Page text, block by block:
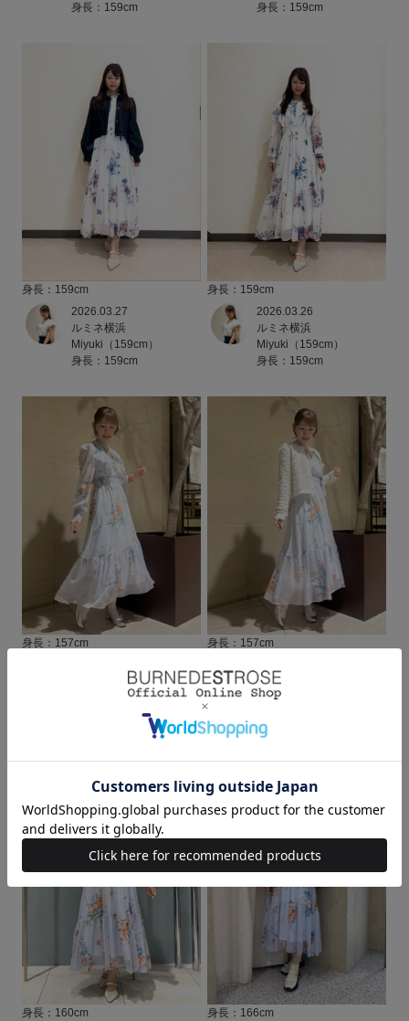
身長：159cm
身長：159cm
身長：159cm
2026.03.27
ルミネ横浜
Miyuki（159cm）
身長：159cm
身長：159cm
2026.03.26
ルミネ横浜
Miyuki（159cm）
身長：159cm
身長：157cm
阪急うめだ本店
sayaka♡（157cm）ウェ
身長：157cm
阪急うめだ本店
sayaka♡（157cm）ウェ
身長：157cm
身長：160cm
身長：166cm